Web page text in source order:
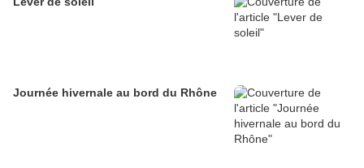
Journée hivernale au bord du Rhône